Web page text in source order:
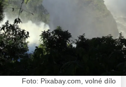
Foto: Pixabay.com, volné dílo